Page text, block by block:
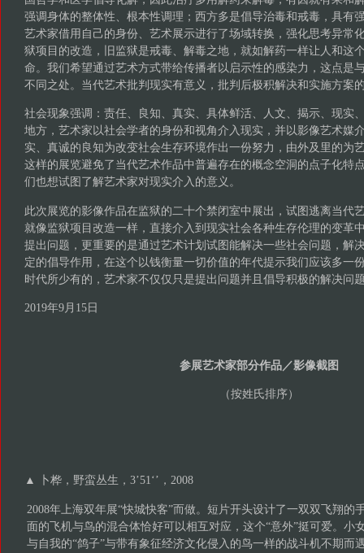
强调身体的整体性、根本性调理；西方多是倡导治毒和戒毒，具有
艺术家借用自己的身份、艺术展示进行了场域转换，强化思考异常
狱项目的改造，旧监狱是戒毒、解毒之地，就如解药一样让人和这
命。我们希望通过艺术方式带给传播者以启示性的感染力，这点是
不同之处。当代艺术批判现实有意义，批判后极积解决和实施方案
社会现象强调：责任、良知、真实、具体鲜活、人文、揭示、现实
地方，艺术家以社会学者的身份和视角介入现实，并以影像艺术媒
实、真诚的良知为改变社会生存环境作出一份努力，由外及里的为
这样的展览避免了当代艺术作品中普遍存在的概念空洞的点子化特
们也想试图了解艺术家对现实介入的意义。
此次展览的影像作品在监狱的二十个禁闭室中展出，试图逃离当代
就像监狱项目改造一样，直接介入到现实社会各种生存伦理的变革
提出问题，更重要的是通过艺术计划试图能解决一些社会问题，解
定的倡导作用，在这个以钱衡量一切价值的年代提示我们应该多一
时代所少有的，艺术家不仅仅只是提出问题并且倡导积极
2019年9月15日
参展艺术家部分作品／影像截图
（按姓氏排序）
▲ 卜桦，野蛮丛生，3’51‘’，2008
2008年上海双年展“快城快客”而做。短片开头设计了一双双飞翔的
面的飞机与鸟的混合体恰好可以相互对应，这个“意外”挺可爱。小
与自我的“鸽子”与带有象征经济文化侵入的鸟一样的战斗机不期而